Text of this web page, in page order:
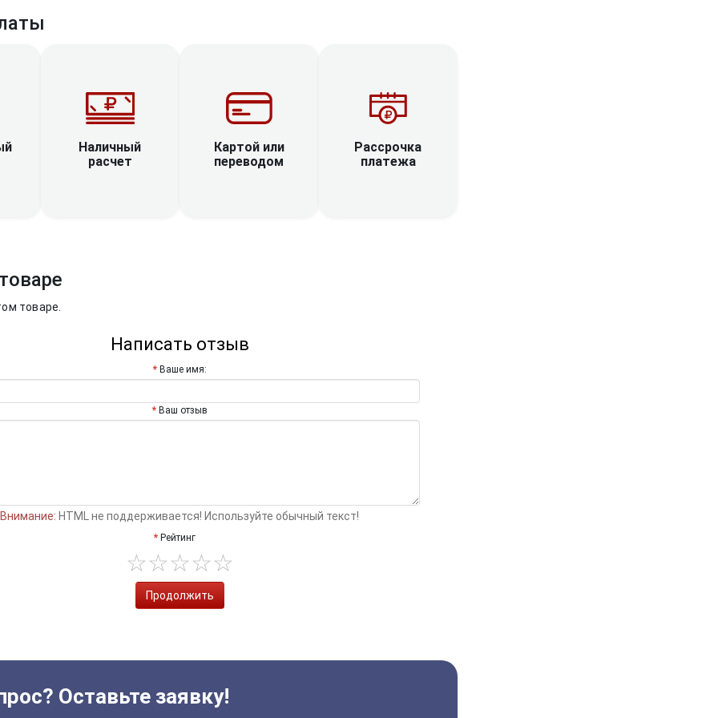
Наличный
расчет
Картой или
переводом
Рассрочка
платежа
товаре.
Написать отзыв
Ваше имя:
Ваш отзыв
Внимание: HTML не поддерживается! Используйте обычный текст!
Рейтинг
Продолжить
Оставьте заявку!